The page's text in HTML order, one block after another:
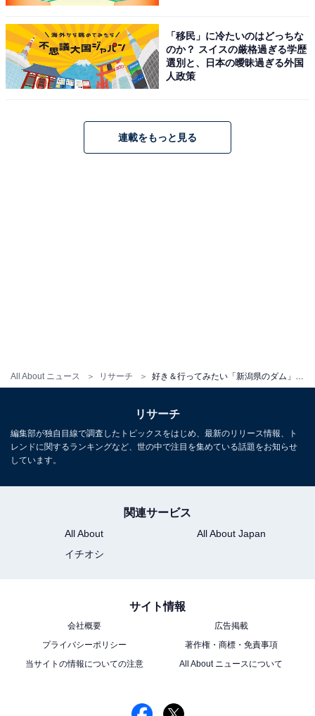
All About ニュース リサーチ
こちらもおすすめ
グ！ 2位「赤尾ダム」を抑えた堂々の1位は？
【2025調査】
「移民」に冷たいのはどっちな
のか？ スイスの厳格過ぎる学歴
選別と、日本の曖昧過ぎる外国
人政策
連載をもっと見る
リサーチ
編集部が独自目線で調査したトピックスをはじめ、最新のリリース情報、ト
レンドに関するランキングなど、世の中で注目を集めている話題をお知らせ
しています。
関連サービス
All About
All About Japan
イチオシ
サイト情報
会社概要
広告掲載
プライバシーポリシー
著作権・商標・免責事項
当サイトの情報についての注意
All About ニュースについて